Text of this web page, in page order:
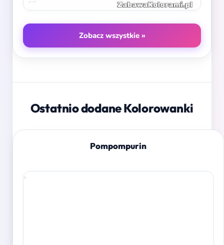
Zobacz wszystkie »
Ostatnio dodane Kolorowanki
Pompompurin